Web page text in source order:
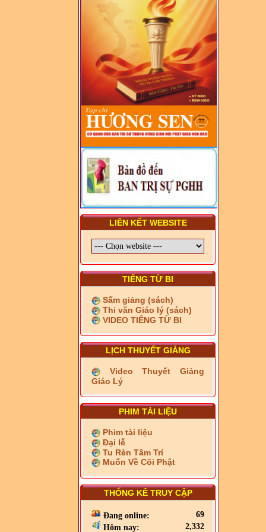
VIÊN - CHUYÊN ĐỀ: NHỮNG
VẤN ĐỀ CHUNG VỀ PHÁP
LUẬT VÀ HỆ THỐNG PHÁP
LUẬT VIỆT NAM
- LỚP TẬP HUẤN LỊCH SỬ,
PHÁP LUẬT VIỆT NAM VÀ
HIẾN CHƯƠNG GIÁO HỘI
PGHH NHIỆM KỲ VI (2024-
2029) CHO TRỊ SỰ VIÊN
TRUNG ƯƠNG, BAN ĐẠI
DIỆN TỈNH VÀ GIÁO LÝ
VIÊN - CHUYÊN ĐỀ: SỰ RA
ĐỜI, BẢN CHẤT, CHỨC
LIÊN KẾT WEBSITE
TIẾNG TỪ BI
Sấm giảng (sách)
Thi văn Giáo lý (sách)
VIDEO TIẾNG TỪ BI
LỊCH THUYẾT GIẢNG
Video Thuyết Giảng
Giáo Lý
PHIM TÀI LIỆU
Phim tài liệu
Đại lễ
Tu Rèn Tâm Trí
Muốn Về Cõi Phật
THỐNG KÊ TRUY CẬP
Đang online:
69
Hôm nay:
2,332